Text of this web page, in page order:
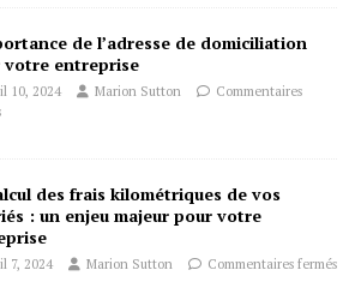
de l’adresse de domiciliation
votre entreprise
10, 2024 Marion Sutton
Commentaires
des frais kilométriques de vos
: un enjeu majeur pour votre
7, 2024 Marion Sutton Commentaires fermés